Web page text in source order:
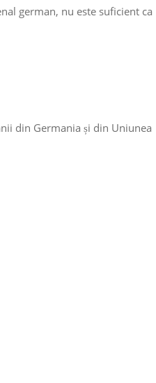
german, nu este suficient ca
din Germania și din Uniunea